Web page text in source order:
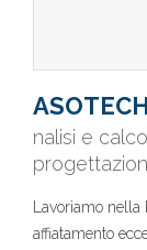
nalisi e
Lavoriamo
affiatamento